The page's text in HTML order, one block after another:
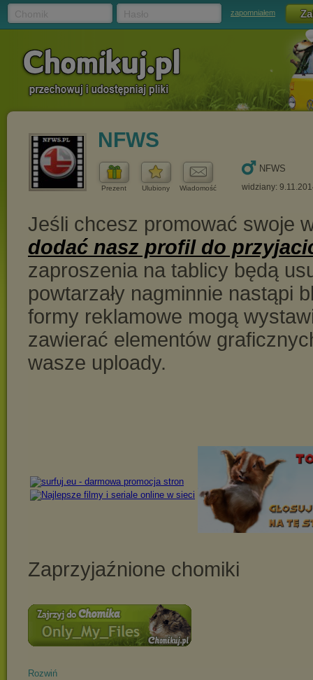
zapomniałem
NFWS
Prezent Ulubiony Wiadomość
NFWS
widziany:
Rozwiń